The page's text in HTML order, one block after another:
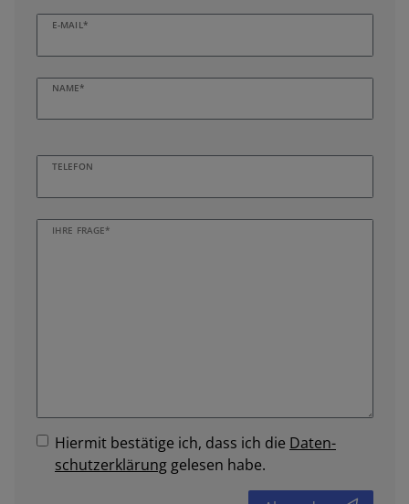
E-MAIL*
NAME*
TELEFON
IHRE FRAGE*
Hiermit bestätige ich, dass ich die Daten­
schutz­erklärung gelesen habe.